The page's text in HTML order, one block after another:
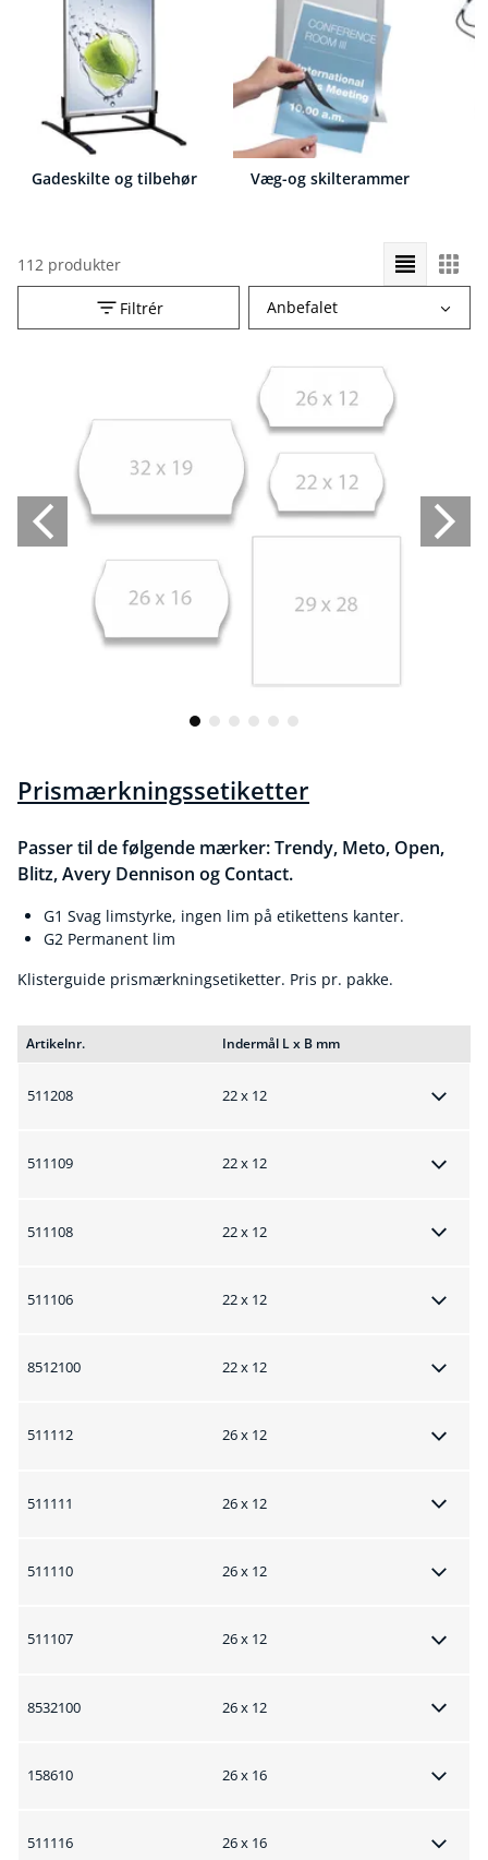
Gadeskilte og tilbehør Væg-og skilterammer
112 produkter
Filtrér
sorteringsrækkefølge
Anbefalet
Prismærkningssetiketter
Passer til de følgende mærker: Trendy, Meto, Open,
Blitz, Avery Dennison og Contact.
G1 Svag limstyrke, ingen lim på etikettens kanter.
G2 Permanent lim
Klisterguide prismærkningsetiketter. Pris pr. pakke.
Artikelnr. Indermål L x B mm
511208 22 x 12
511109 22 x 12
511108 22 x 12
511106 22 x 12
8512100 22 x 12
511112 26 x 12
511111 26 x 12
511110 26 x 12
511107 26 x 12
8532100 26 x 12
158610 26 x 16
511116 26 x 16